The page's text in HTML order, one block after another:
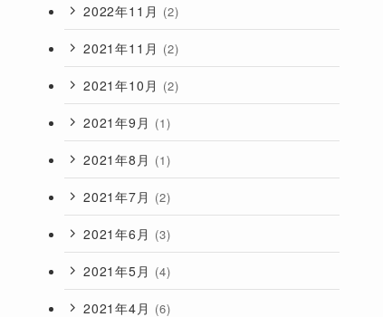
2022年11月 (2)
2021年11月 (2)
2021年10月 (2)
2021年9月 (1)
2021年8月 (1)
2021年7月 (2)
2021年6月 (3)
2021年5月 (4)
2021年4月 (6)